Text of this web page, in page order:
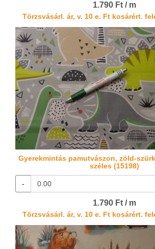
1.790 Ft / m
Törzsvásárl. ár, v. 10 e. Ft kosárért.
Gyerekmintás pamutvászon, zöld-
széles (15198)
-
1.790 Ft / m
Törzsvásárl. ár, v. 10 e. Ft kosárért.